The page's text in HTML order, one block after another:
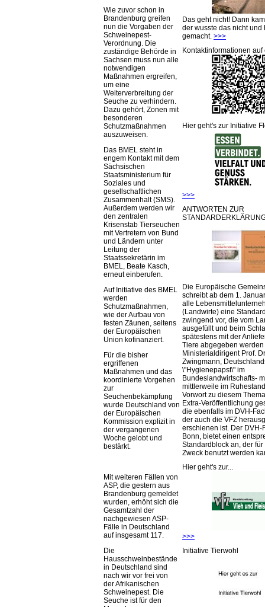
Wie zuvor schon in
Brandenburg greifen
nun die Vorgaben der
Schweinepest-
Verordnung. Die
zuständige Behörde in
Sachsen muss nun alle
notwendigen
Maßnahmen ergreifen,
um eine
Weiterverbreitung der
Seuche zu verhindern.
Dazu gehört, Zonen mit
besonderen
Schutzmaßnahmen
auszuweisen.
Das BMEL steht in
engem Kontakt mit dem
Sächsischen
Staatsministerium für
Soziales und
gesellschaftlichen
Zusammenhalt (SMS).
Außerdem werden wir
den zentralen
Krisenstab Tierseuchen
mit Vertretern von Bund
und Ländern unter
Leitung der
Staatssekretärin im
BMEL, Beate Kasch,
erneut einberufen.
Auf Initiative des BMEL
werden
Schutzmaßnahmen,
wie der Aufbau von
festen Zäunen, seitens
der Europäischen
Union kofinanziert.
Für die bisher
ergriffenen
Maßnahmen und das
koordinierte Vorgehen
zur
Seuchenbekämpfung
wurde Deutschland von
der Europäischen
Kommission explizit in
der vergangenen
Woche gelobt und
bestärkt.
Mit weiteren Fällen von
ASP, die gestern aus
Brandenburg gemeldet
wurden, erhöht sich die
Gesamtzahl der
nachgewiesen ASP-
Fälle in Deutschland
auf insgesamt 117.
Die
Hausschweinbestände
in Deutschland sind
nach wir vor frei von
der Afrikanischen
Schweinepest. Die
Seuche ist für den
Das geht nicht! Dann
der wusste das nicht und
gemacht. >>>
Kontaktinformationen
Hier geht's zur Initiative
>>>
ANTWORTEN ZUR
Die Europäische
schreibt ab dem 1.
alle
(Landwirte) eine
zwingend vor, die vom
ausgefüllt und beim
spätestens mit der
Tiere abgegeben werden
Ministerialdirigent Prof.
Zwingmann,
\"Hygienepapst\" im
Bundeslandwirtschafts-
mittlerweile im
Vorwort zu diesem
Extra-Veröffentlichung
die ebenfalls im DVH-
der auch die VFZ
erschienen ist. Der DVH-
Bonn, bietet einen
Standardblock an, der
Zweck benutzt werden
Hier geht's zur...
>>>
Initiative Tierwohl